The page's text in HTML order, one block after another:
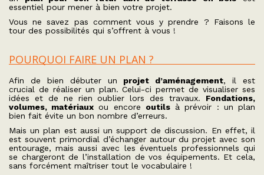
essentiel pour mener à bien votre projet.
Vous ne savez pas comment vous y prendre ? Faisons le
tour des possibilités qui s’offrent à vous !
POURQUOI FAIRE UN PLAN ?
Afin de bien débuter un projet d’aménagement, il est
crucial de réaliser un plan. Celui-ci permet de visualiser ses
idées et de ne rien oublier lors des travaux. Fondations,
volumes, matériaux ou encore outilsà prévoir : un plan
bien fait évite un bon nombre d’erreurs.
Mais un plan est aussi un support de discussion. En effet, il
est souvent primordial d’échanger autour du projet avec son
entourage, mais aussi avec les éventuels professionnels qui
se chargeront de l’installation de vos équipements. Et cela,
sans forcément maîtriser tout le vocabulaire !